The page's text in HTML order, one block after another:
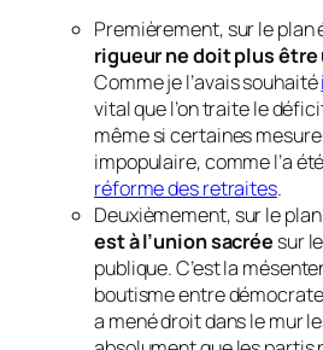
Premièrement, sur le plan
rigueur ne doit plus
Comme je l’avais souhaité
vital que l’on traite le
même si certaines
impopulaire, comme l’a
réforme des retraites.
Deuxièmement, sur le
est à l’union sacrée sur
publique. C’est la
boutisme entre
a mené droit dans le mur